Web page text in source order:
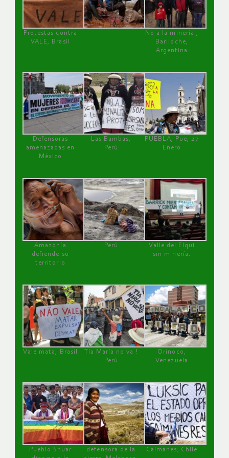
Protestas contra
VALE, Brasil
No a la minería ,
Bariloche,
Argentina
Defensoras
amenazadas en
México
Las Bambas,
Perú
PUEBLA, Pue, 27
Enero
Amazonía
defiende su
territorio
Perú
Valle del Elqui
sin minería.
Vale mata, Brasil
Tía María no va !
Perú
Orinoco,
Venezuela
Pueblo Shuar
defensora de la
Caimanes, Chile